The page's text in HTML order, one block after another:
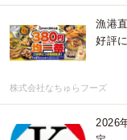
漁港
好評
株式会社なちゅらフーズ
2026